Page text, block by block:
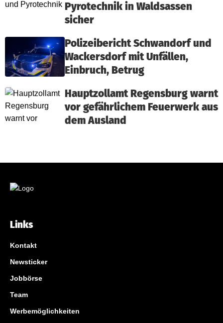
Pyrotechnik in Waldsassen
sicher
Polizeibericht Schwandorf und
Wackersdorf mit Unfällen,
Einbruch, Betrug
Hauptzollamt Regensburg warnt
vor gefährlichem Feuerwerk aus
dem Ausland
Links
Kontakt
Newsticker
Jobbörse
Team
Werbemöglichkeiten